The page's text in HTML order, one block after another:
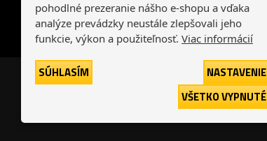
pohodlné prezeranie nášho e-shopu a vďaka
analýze prevádzky neustále zlepšovali jeho
funkcie, výkon a použiteľnosť. Viac informácií
SÚHLASÍM
NASTAVENIE
VŠETKO VYPNUTÉ